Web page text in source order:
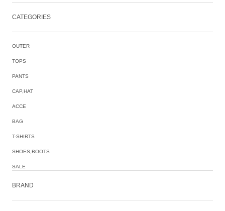
CATEGORIES
OUTER
TOPS
PANTS
CAP,HAT
ACCE
BAG
T-SHIRTS
SHOES,BOOTS
SALE
BRAND